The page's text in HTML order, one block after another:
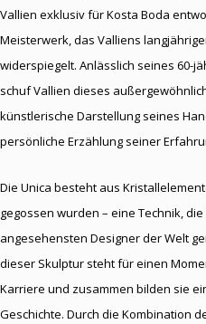
Vallien exklusiv für Kosta Boda
Meisterwerk, das Valliens
widerspiegelt. Anlässlich seines 60-
schuf Vallien dieses
künstlerische Darstellung seines
persönliche Erzählung seiner
Die Unica besteht aus
gegossen wurden – eine Technik,
angesehensten Designer der Welt
dieser Skulptur steht für einen
Karriere und zusammen bilden sie
Geschichte. Durch die Kombination